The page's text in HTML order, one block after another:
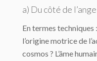
a) Du côté de l’ange
En termes
l’origine motrice de
cosmos ? L’âme